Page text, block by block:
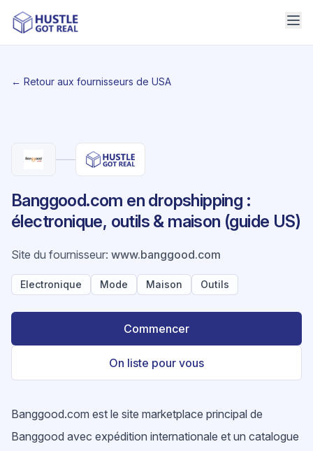
← Retour aux fournisseurs de USA
Banggood.com en dropshipping :
électronique, outils & maison (guide US)
Site du fournisseur: www.banggood.com
Electronique Mode Maison Outils
Commencer
On liste pour vous
Banggood.com est le site marketplace principal de
Banggood avec expédition internationale et un catalogue